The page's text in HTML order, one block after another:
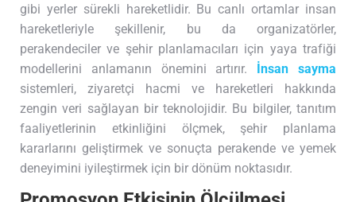
gibi yerler sürekli hareketlidir. Bu canlı ortamlar insan
hareketleriyle şekillenir, bu da organizatörler,
perakendeciler ve şehir planlamacıları için yaya trafiği
modellerini anlamanın önemini artırır. İnsan sayma
sistemleri, ziyaretçi hacmi ve hareketleri hakkında
zengin veri sağlayan bir teknolojidir. Bu bilgiler, tanıtım
faaliyetlerinin etkinliğini ölçmek, şehir planlama
kararlarını geliştirmek ve sonuçta perakende ve yemek
deneyimini iyileştirmek için bir dönüm noktasıdır.